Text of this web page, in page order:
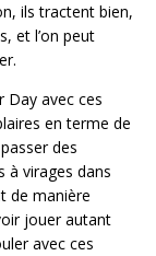
ils tractent bien,
et l’on peut
Day avec ces
en terme de
des
à virages dans
de manière
jouer autant
avec ces